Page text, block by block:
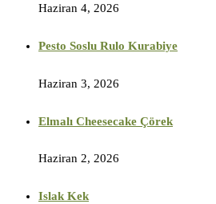
Haziran 4, 2026
Pesto Soslu Rulo Kurabiye
Haziran 3, 2026
Elmalı Cheesecake Çörek
Haziran 2, 2026
Islak Kek